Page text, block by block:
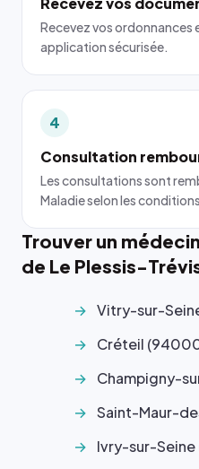
Recevez vos
application sécurisée.
4
Consultation
Les consultations sont
Maladie selon les
Trouver un
de Le Plessis-
Vitry-sur-
Créteil
Champigny-
Saint-Maur-
Ivry-sur-